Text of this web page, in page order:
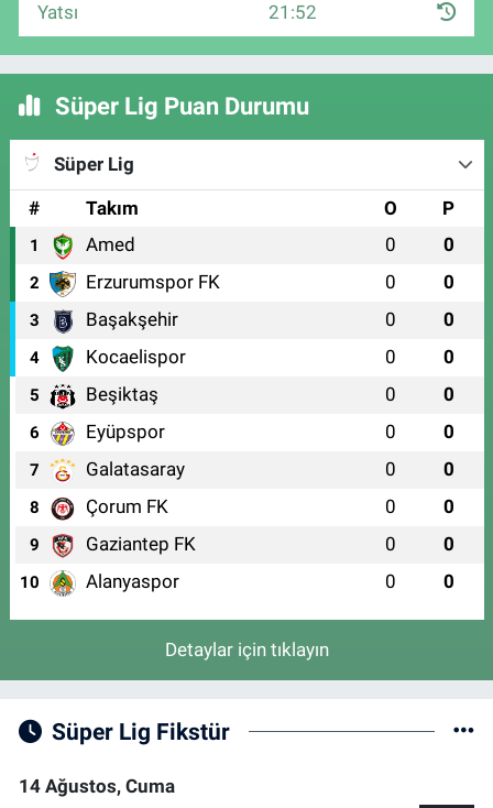
Yatsı 21:52
Süper Lig Puan Durumu
Süper Lig
#
Takım O P
1 Amed 0 0
2 Erzurumspor FK 0 0
3 Başakşehir 0 0
4 Kocaelispor 0 0
5 Beşiktaş 0 0
6 Eyüpspor 0 0
7 Galatasaray 0 0
8 Çorum FK 0 0
9 Gaziantep FK 0 0
10 Alanyaspor 0 0
Detaylar için tıklayın
Süper Lig Fikstür
14 Ağustos, Cuma